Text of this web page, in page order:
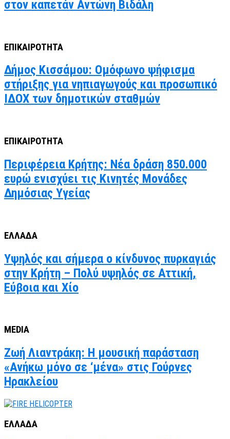
στον καπετάν Αντώνη Βιδάλη
ΕΠΙΚΑΙΡΟΤΗΤΑ
Δήμος Κισσάμου: Ομόφωνο ψήφισμα
στήριξης για νηπιαγωγούς και προσωπικό
ΙΔΟΧ των δημοτικών σταθμών
ΕΠΙΚΑΙΡΟΤΗΤΑ
Περιφέρεια Κρήτης: Νέα δράση 850.000
ευρώ ενισχύει τις Κινητές Μονάδες
Δημόσιας Υγείας
ΕΛΛΑΔΑ
Υψηλός και σήμερα ο κίνδυνος πυρκαγιάς
στην Κρήτη – Πολύ υψηλός σε Αττική,
Εύβοια και Χίο
MEDIA
Ζωή Λιαντράκη: Η μουσική παράσταση
«Ανήκω μόνο σε ‘μένα» στις Γούρνες
Ηρακλείου
ΕΛΛΑΔΑ